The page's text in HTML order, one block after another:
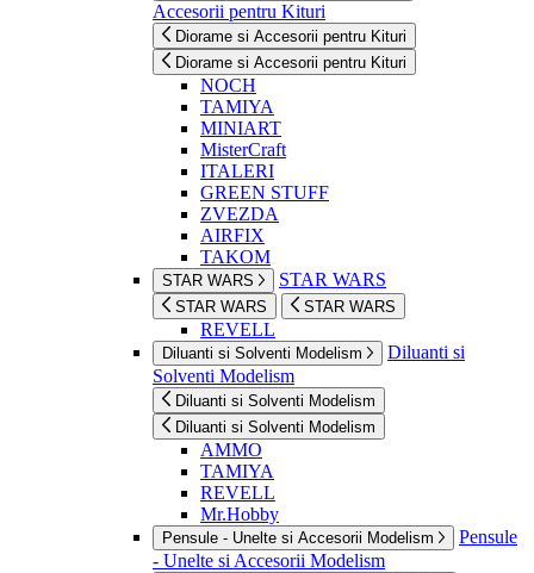
Accesorii pentru Kituri
Diorame si Accesorii pentru Kituri
Diorame si Accesorii pentru Kituri
NOCH
TAMIYA
MINIART
MisterCraft
ITALERI
GREEN STUFF
ZVEZDA
AIRFIX
TAKOM
STAR WARS STAR WARS
STAR WARS STAR WARS
REVELL
Diluanti si Solventi Modelism
Diluanti si
Solventi Modelism
Diluanti si Solventi Modelism
Diluanti si Solventi Modelism
AMMO
TAMIYA
REVELL
Mr.Hobby
Pensule - Unelte si Accesorii Modelism
Pensule
- Unelte si Accesorii Modelism